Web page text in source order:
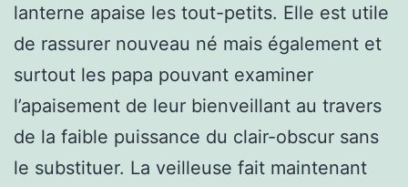
lanterne apaise les tout-petits. Elle est utile
de rassurer nouveau né mais également et
surtout les papa pouvant examiner
l’apaisement de leur bienveillant au travers
de la faible puissance du clair-obscur sans
le substituer. La veilleuse fait maintenant